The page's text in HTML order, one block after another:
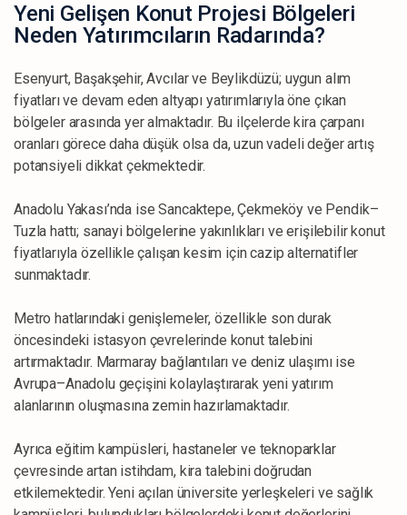
Yeni Gelişen Konut Projesi Bölgeleri
Neden Yatırımcıların Radarında?
Esenyurt, Başakşehir, Avcılar ve Beylikdüzü; uygun alım
fiyatları ve devam eden altyapı yatırımlarıyla öne çıkan
bölgeler arasında yer almaktadır. Bu ilçelerde kira çarpanı
oranları görece daha düşük olsa da, uzun vadeli değer artış
potansiyeli dikkat çekmektedir.
Anadolu Yakası’nda ise Sancaktepe, Çekmeköy ve Pendik–
Tuzla hattı; sanayi bölgelerine yakınlıkları ve erişilebilir konut
fiyatlarıyla özellikle çalışan kesim için cazip alternatifler
sunmaktadır.
Metro hatlarındaki genişlemeler, özellikle son durak
öncesindeki istasyon çevrelerinde konut talebini
artırmaktadır. Marmaray bağlantıları ve deniz ulaşımı ise
Avrupa–Anadolu geçişini kolaylaştırarak yeni yatırım
alanlarının oluşmasına zemin hazırlamaktadır.
Ayrıca eğitim kampüsleri, hastaneler ve teknoparklar
çevresinde artan istihdam, kira talebini doğrudan
etkilemektedir. Yeni açılan üniversite yerleşkeleri ve sağlık